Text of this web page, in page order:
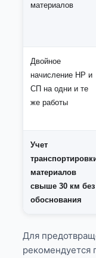
материалов
Двойное
начисление НР и
СП на одни и те
же работы
Учет
материалов
свыше 30 км без
обоснования
Для
рекомендуется